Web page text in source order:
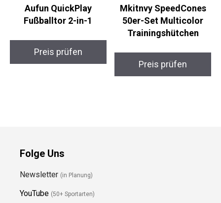
Aufun QuickPlay
Fußballtor 2-in-1
Preis prüfen
Mkitnvy SpeedCones
50er-Set Multicolor
Trainingshütchen
Preis prüfen
Folge Uns
Newsletter (in Planung)
YouTube (50+ Sportarten)